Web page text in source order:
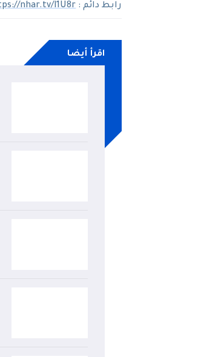
رابط دائم :nhar.tv/l1U8r
اقرأ أيضا